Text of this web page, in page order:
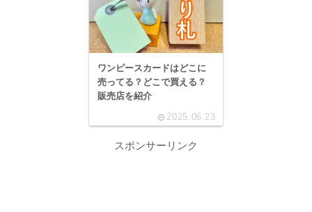
ワンピースカードはどこに
売ってる？どこで買える？
販売店を紹介
2025.06.23
スポンサーリンク